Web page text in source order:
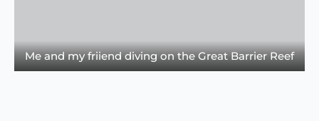
Me and my friiend diving on the Great Barrier Reef